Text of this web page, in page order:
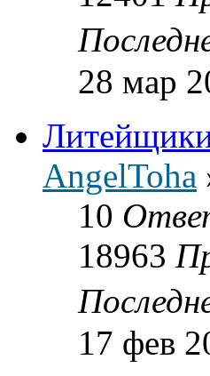
28 мар
AngelToha
10
18963
17 фев